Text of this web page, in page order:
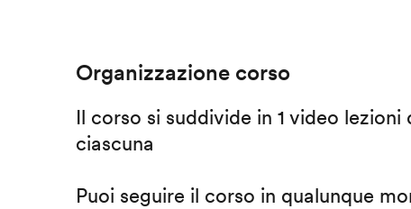
Organizzazione corso
Il corso si suddivide in 1 video lezioni
ciascuna
Puoi seguire il corso in qualunque